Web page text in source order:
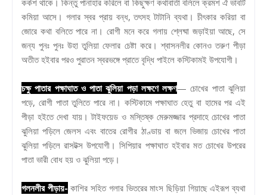
কমিয়া আসে। গলার স্বর প্রায় বন্ধ, তৎসহ টাটানি ব্যথা। চীৎকার করিয়া বা
জোরে কথা বলিতে পারে না। রোগী মনে করে গলায় শ্লেষ্মা জড়াইয়া আছে, সে
জন্য পুনঃ পুনঃ উহা তুলিয়া ফেলার চেষ্টা করে। শ্বাসনলীর কোনও তরুণ পীড়া
অতীত হইবার পরও পুরাতন স্বরভঙ্গে প্রাতে বৃদ্ধি পাইলে কস্টিকামই উপযোগী।
চক্ষু পাতার পক্ষাঘাত ও পাতা ঝুলিয়া পড়া লক্ষণে লক্ষণ— চোখের পাতা ঝুলিয়া
পড়ে, রোগী পাতা তুলিতে পারে না। কস্টিকামে পক্ষাঘাত হেতু বা হামের পর এই
পীড়া হইতে দেখা যায়। টাইফয়েড ও মস্তিষ্ক মেরুমজ্জার প্রদাহে চোখের পাতা
ঝুলিয়া পড়িলে জেলস এবং বাতের রোগীর ঠাণ্ডায় বা জলে ভিজায় চোখের পাতা
ঝুলিয়া পড়িলে রাসটক্স উপযোগী। সিপিয়ার পক্ষাঘাত হইবার মত চোখের উপরের
পাতা ভারী বোধ হয় ও ঝুলিয়া পড়ে।
গলনলীর পীড়ায়- কাশির সহিত গলার ভিতরের মাংস ছিড়িয়া গিয়াছে এইরূপ ব্যথা